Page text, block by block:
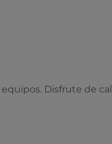
Disfrute de